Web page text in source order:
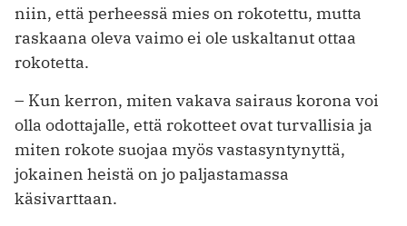
niin, että perheessä mies on rokotettu, mutta
raskaana oleva vaimo ei ole uskaltanut ottaa
rokotetta.
– Kun kerron, miten vakava sairaus korona voi
olla odottajalle, että rokotteet ovat turvallisia ja
miten rokote suojaa myös vastasyntynyttä,
jokainen heistä on jo paljastamassa
käsivarttaan.